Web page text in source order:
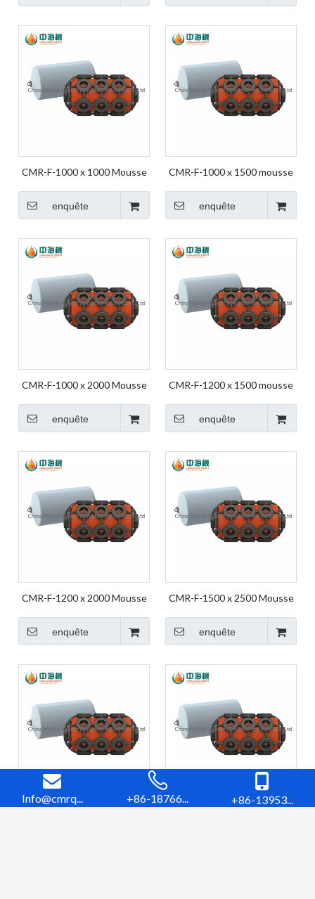
Air Bag Yokohama
Air Bag Yokohama
CMR-F-1000 x 1000 Mousse
Fender Boat Fender Marine
Air Bag Yokohama
enquête
CMR-F-1000 x 1500 mousse
Fender Boat Fender Marine
Air Bag Yokohama
enquête
CMR-F-1000 x 2000 Mousse
Fender Boat Fender Marine
Air Bag Yokohama
enquête
CMR-F-1200 x 1500 mousse
Fender Boat Fender Marine
Air Bag Yokohama
enquête
CMR-F-1200 x 2000 Mousse
Fender Boat Fender Marine
Air Bag Yokohama
enquête
CMR-F-1500 x 2500 Mousse
Fender Boat Fender Marine
Air Bag Yokohama
enquête
CMR-F-1500 x 3000 Mousse
CMR-F-1600 x 3000 mousse
Info@cmrq... +86-18766... +86-13953...